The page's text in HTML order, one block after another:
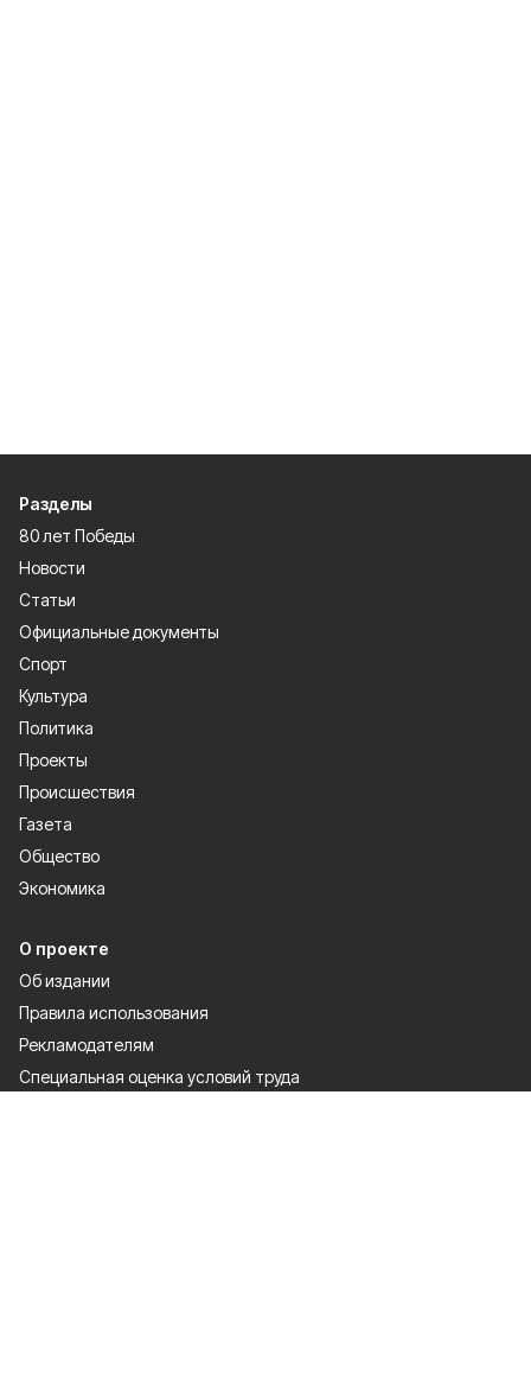
Разделы
80 лет Победы
Новости
Статьи
Официальные документы
Спорт
Культура
Политика
Проекты
Происшествия
Газета
Общество
Экономика
О проекте
Об издании
Правила использования
Рекламодателям
Специальная оценка условий труда